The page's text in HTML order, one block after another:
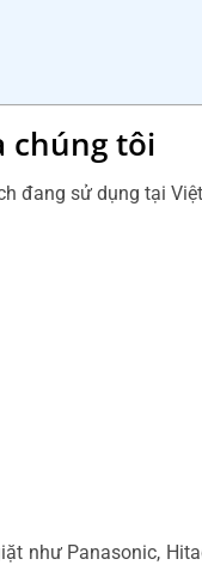
chúng tôi
đang sử dụng tại
như Panasonic,